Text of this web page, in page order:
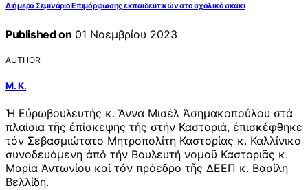
Διήμερο Σεμινάριο Επιμόρφωσης εκπαιδευτικών στο σχολικό σκάκι
Published on 01 Νοεμβρίου 2023
AUTHOR
Μ. Κ.
Ἡ Εὐρωβουλευτής κ. Ἄννα Μισέλ Ἀσημακοπούλου στά
πλαίσια τῆς ἐπίσκεψης τής στήν Καστοριά, ἐπισκέφθηκε
τόν Σεβασμιώτατο Μητροπολίτη Καστορίας κ. Καλλίνικο
συνοδευόμενη ἀπό τήν Βουλευτή νομοῦ Καστοριᾶς κ.
Μαρία Ἀντωνίου καί τόν πρόεδρο τῆς ΔΕΕΠ κ. Βασίλη
Βελλίδη.